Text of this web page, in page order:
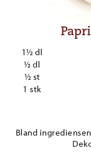
1½ dl
½ dl
½ st
1 stk
Bland